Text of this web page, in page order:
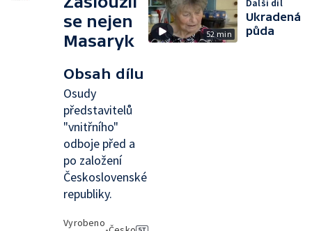
se nejen
Masaryk
Obsah dílu
Osudy
představitelů
"vnitřního"
odboje před a
po založení
Československé
republiky.
Vyrobeno
52 min
Další díl
Ukradená
půda